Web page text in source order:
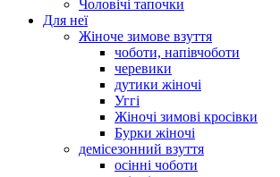
Чоловічі тапочки
Для неї
Жіноче зимове взуття
чоботи, напівчоботи
черевики
дутики жіночі
Уггі
Жіночі зимові кросівки
Бурки жіночі
демісезонний взуття
осінні чоботи